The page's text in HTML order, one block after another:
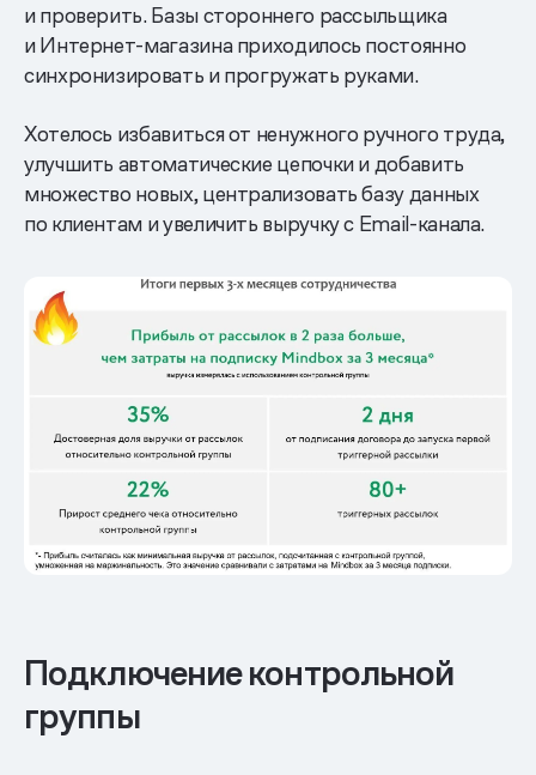
и проверить. Базы стороннего рассыльщика
и Интернет-магазина приходилось постоянно
синхронизировать и прогружать руками.
Хотелось избавиться от ненужного ручного труда,
улучшить автоматические цепочки и добавить
множество новых, централизовать базу данных
по клиентам и увеличить выручку с Email-канала.
Подключение контрольной
группы